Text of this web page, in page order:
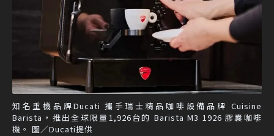
知名重機品牌Ducati 攜手瑞士精品咖啡設備品牌 Cuisine
Barista，推出全球限量1,926台的 Barista M3 1926 膠囊咖啡
機。 圖／Ducati提供